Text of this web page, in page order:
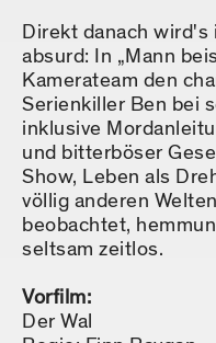
Direkt danach
absurd: In „Mann
Kamerateam den
Serienkiller Ben bei
inklusive
und bitterböser
Show, Leben als
völlig anderen
beobachtet,
seltsam zeitlos.
Vorfilm:
Der Wal